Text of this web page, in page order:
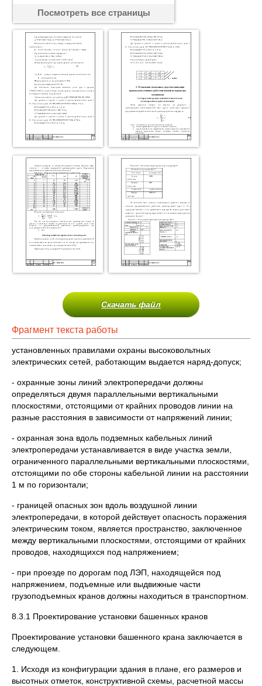
Посмотреть все страницы
Скачать файл
Фрагмент текста работы
установленных правилами охраны высоковольтных
электрических сетей, работающим выдается наряд-допуск;
- охранные зоны линий электропередачи должны
определяться двумя параллельными вертикальными
плоскостями, отстоящими от крайних проводов линии на
разные расстояния в зависимости от напряжений линии;
- охранная зона вдоль подземных кабельных линий
электропередачи устанавливается в виде участка земли,
ограниченного параллельными вертикальными плоскостями,
отстоящими по обе стороны кабельной линии на расстоянии
1 м по горизонтали;
- границей опасных зон вдоль воздушной линии
электропередачи, в которой действует опасность поражения
электрическим током, является про­странство, заключенное
между вертикальными плоскостями, отстоящими от крайних
проводов, находящихся под напряжением;
- при проезде по дорогам под ЛЭП, находящейся под
напряжением, подъемные или выдвижные части
грузоподъемных кранов должны находиться в транспортном.
8.3.1 Проектирование установки башенных кранов
Проектирование установки башенного крана заключается в
следующем.
1. Исходя из конфигурации здания в плане, его размеров и
высотных отметок, конструктивной схемы, расчетной массы